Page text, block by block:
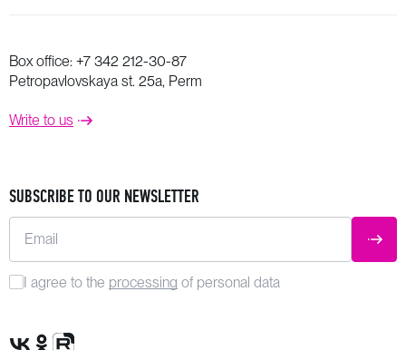
Box office: +7 342 212-30-87
Petropavlovskaya st. 25a, Perm
Write to us
SUBSCRIBE TO OUR NEWSLETTER
Email
I agree to the processing of personal data